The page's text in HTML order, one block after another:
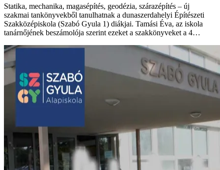
Statika, mechanika, magasépítés, geodézia, szárazépítés – új
szakmai tankönyvekből tanulhatnak a dunaszerdahelyi Építészeti
Szakközépiskola (Szabó Gyula 1) diákjai. Tamási Éva, az iskola
tanárnőjének beszámolója szerint ezeket a szakkönyveket a 4…